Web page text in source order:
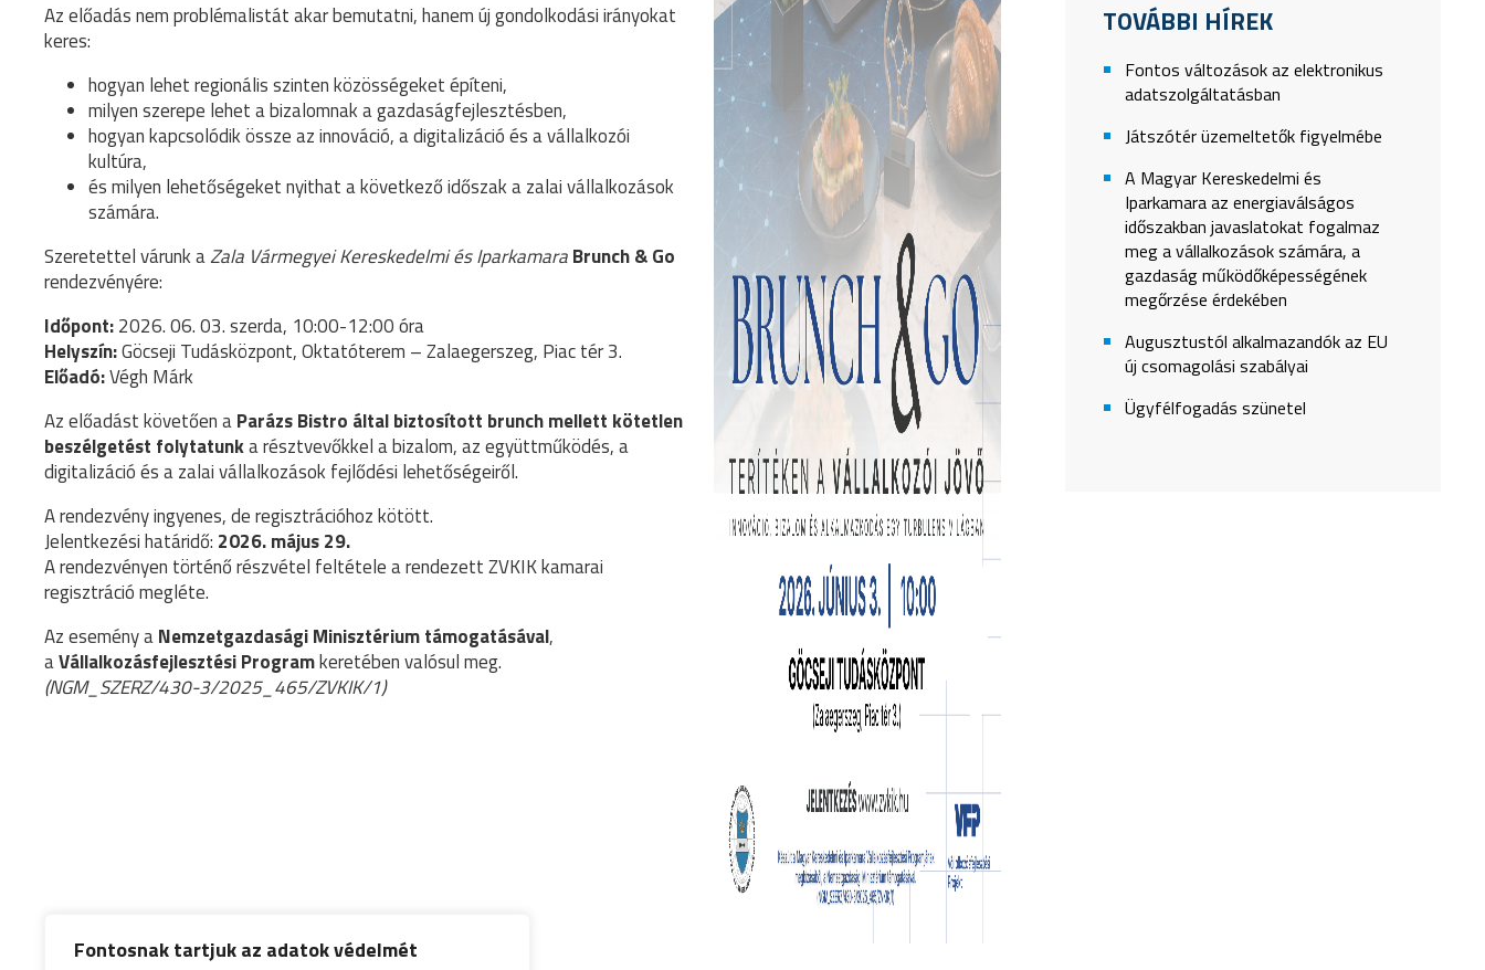
Fontosnak tartjuk az adatok védelmét
Az előadás nem problémalistát akar bemutatni, hanem új gondolkodási irányokat
keres:
hogyan lehet regionális szinten közösségeket építeni,
milyen szerepe lehet a bizalomnak a gazdaságfejlesztésben,
hogyan kapcsolódik össze az innováció, a digitalizáció és a vállalkozói
kultúra,
és milyen lehetőségeket nyithat a következő időszak a zalai vállalkozások
számára.
Szeretettel várunk aZala Vármegyei Kereskedelmi és IparkamaraBrunch & Go
rendezvényére:
Időpont:2026. 06. 03. szerda, 10:00-12:00 óra
Helyszín:Göcseji Tudásközpont, Oktatóterem – Zalaegerszeg, Piac tér 3.
Előadó:Végh Márk
Az előadást követően aParázs Bistro által biztosított brunch mellett kötetlen
beszélgetést folytatunka résztvevőkkel a bizalom, az együttműködés, a
digitalizáció és a zalai vállalkozások fejlődési lehetőségeiről.
A rendezvény ingyenes, de regisztrációhoz kötött.
Jelentkezési határidő: 2026. május 29.
A rendezvényen történő részvétel feltétele a rendezett ZVKIK kamarai
regisztráció megléte.
Az esemény aNemzetgazdasági Minisztérium támogatásával,
aVállalkozásfejlesztési Programkeretében valósul meg.
(NGM_SZERZ/430-3/2025_465/ZVKIK/1)
TOVÁBBI HÍREK
Fontos változások az elektronikus
adatszolgáltatásban
Játszótér üzemeltetők figyelmébe
A Magyar Kereskedelmi és
Iparkamara az energiaválságos
időszakban javaslatokat fogalmaz
meg a vállalkozások számára, a
gazdaság működőképességének
megőrzése érdekében
Augusztustól alkalmazandók az EU
új csomagolási szabályai
Ügyfélfogadás szünetel